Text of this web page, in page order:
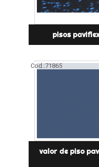
pisos
Cod.:71865
valor de piso